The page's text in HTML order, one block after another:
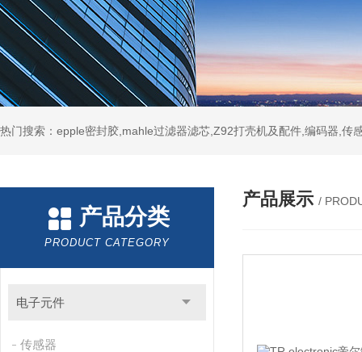
热门搜索：epple密封胶,mahle过滤器滤芯,Z92打壳机及配件,编码器,传
产品分类
PRODUCT CATEGORY
电子元件
传感器
产品展示 /